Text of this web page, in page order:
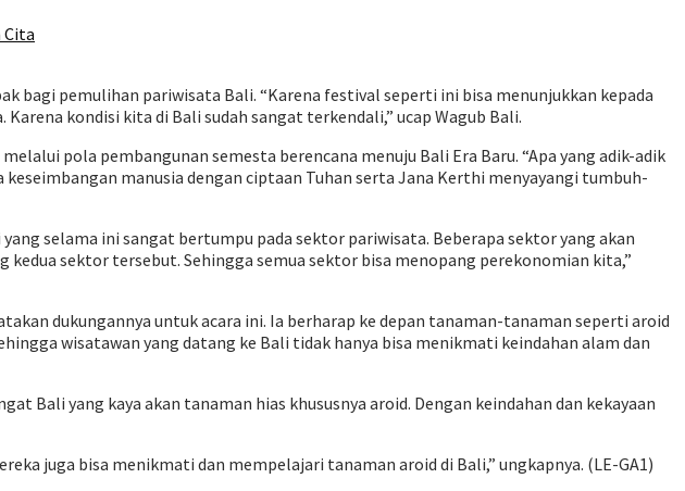
Cita
bagi pemulihan pariwisata Bali. “Karena festival seperti ini bisa menunjukkan kepada
kondisi kita di Bali sudah sangat terkendali,” ucap Wagub Bali.
pola pembangunan semesta berencana menuju Bali Era Baru. “Apa yang adik-adik
manusia dengan ciptaan Tuhan serta Jana Kerthi menyayangi tumbuh-
selama ini sangat bertumpu pada sektor pariwisata. Beberapa sektor yang akan
sektor tersebut. Sehingga semua sektor bisa menopang perekonomian kita,”
dukungannya untuk acara ini. Ia berharap ke depan tanaman-tanaman seperti aroid
wisatawan yang datang ke Bali tidak hanya bisa menikmati keindahan alam dan
Bali yang kaya akan tanaman hias khususnya aroid. Dengan keindahan dan kekayaan
juga bisa menikmati dan mempelajari tanaman aroid di Bali,” ungkapnya. (LE-GA1)